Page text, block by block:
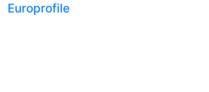
Europrofile